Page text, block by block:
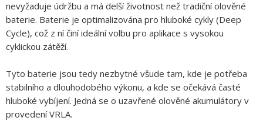
nevyžaduje údržbu a má delší životnost než tradiční olověné
baterie. Baterie je optimalizována pro hluboké cykly (Deep
Cycle), což z ní činí ideální volbu pro aplikace s vysokou
cyklickou zátěží.
Tyto baterie jsou tedy nezbytné všude tam, kde je potřeba
stabilního a dlouhodobého výkonu, a kde se očekává časté
hluboké vybíjení. Jedná se o uzavřené olověné akumulátory v
provedení VRLA.